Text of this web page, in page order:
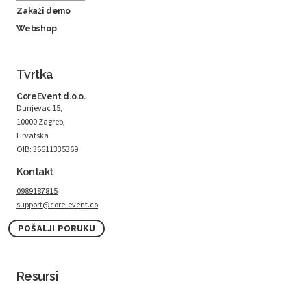
Zakaži demo
Webshop
Tvrtka
CoreEvent d.o.o.
Dunjevac 15,
10000 Zagreb,
Hrvatska
OIB: 36611335369
Kontakt
0989187815
support@core-event.co
POŠALJI PORUKU
Resursi